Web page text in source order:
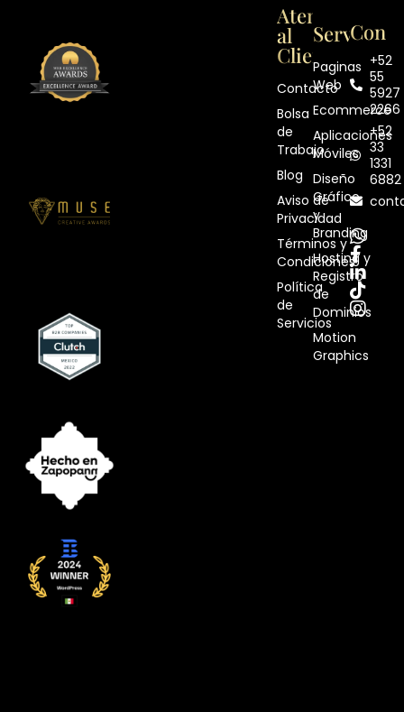
Atención
al
Cliente
Contacto
Bolsa
de
Trabajo
Blog
Aviso de
Privacidad
Términos y
Condiciones
Política
de
Servicios
Servicios
Paginas
Web
Ecommerce
Aplicaciones
Móviles
Diseño
Gráfico
y
Branding
Hosting y
Registro
de
Dominios
Motion
Graphics
+52
55
5927
2266
+52
33
1331
6882